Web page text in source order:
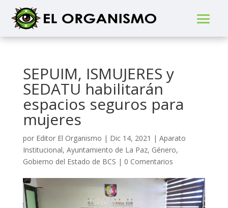
SEPUIM, ISMUJERES y
SEDATU habilitarán
espacios seguros para
mujeres
por Editor El Organismo | Dic 14, 2021 | Aparato
Institucional, Ayuntamiento de La Paz, Género,
Gobierno del Estado de BCS | 0 Comentarios